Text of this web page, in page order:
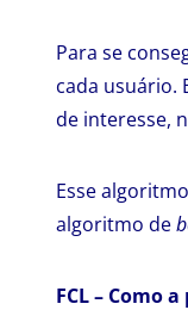
Para se
cada usuário.
de interesse,
Esse
algoritmo de
FCL – Como